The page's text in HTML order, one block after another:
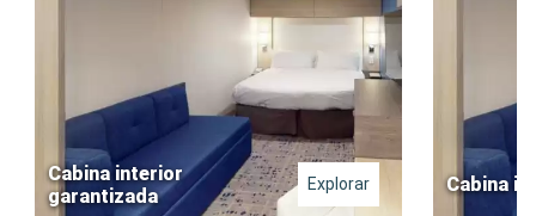
Cabina interior
garantizada
Explorar Cabina